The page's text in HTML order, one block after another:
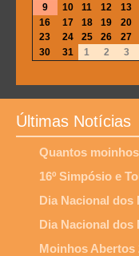
9
10 11 12 13
16
17 18 19 20
23
24 25 26 27
30
31 1 2 3
Últimas Notícias
Quantos
16º Simpósio e
Dia Nacional
Dia Nacional
Moinhos Abertos